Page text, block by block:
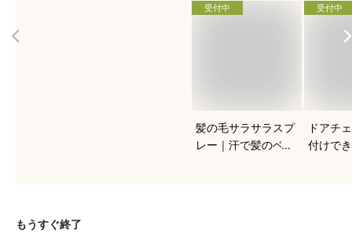
受付中
髪の毛サラサラスプ
レー｜汗で髪のベタ
受付中
ドアチ
付けで
もうすぐ終了